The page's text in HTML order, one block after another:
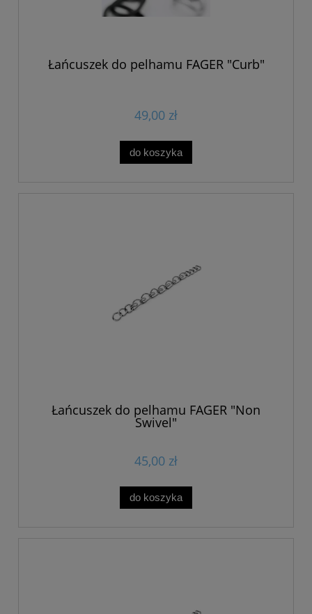
Łańcuszek do pelhamu FAGER "Curb"
49,00 zł
do koszyka
Łańcuszek do pelhamu FAGER "Non
Swivel"
45,00 zł
do koszyka